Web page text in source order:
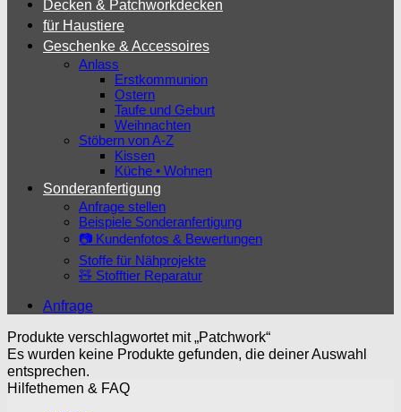
Decken & Patchworkdecken
für Haustiere
Geschenke & Accessoires
Anlass
Erstkommunion
Ostern
Taufe und Geburt
Weihnachten
Stöbern von A-Z
Kissen
Küche • Wohnen
Sonderanfertigung
Anfrage stellen
Beispiele Sonderanfertigung
📷 Kundenfotos & Bewertungen
Stoffe für Nähprojekte
🧸 Stofftier Reparatur
Anfrage
Produkte verschlagwortet mit „Patchwork“
Es wurden keine Produkte gefunden, die deiner Auswahl
entsprechen.
Hilfethemen & FAQ